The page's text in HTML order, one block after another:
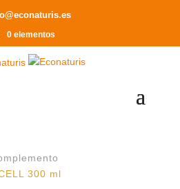
0 elementos
300 ml